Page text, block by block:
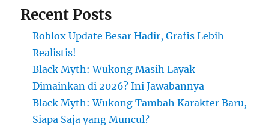
Recent Posts
Roblox Update Besar Hadir, Grafis Lebih
Realistis!
Black Myth: Wukong Masih Layak
Dimainkan di 2026? Ini Jawabannya
Black Myth: Wukong Tambah Karakter Baru,
Siapa Saja yang Muncul?